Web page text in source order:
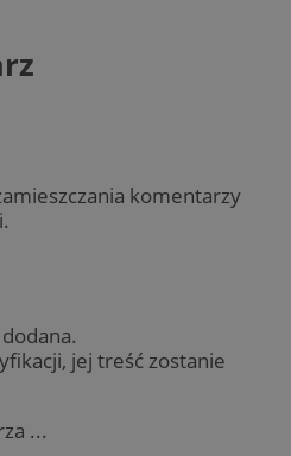
komentarzy
jej treść zostanie
...